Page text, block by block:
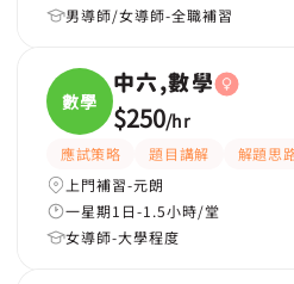
男導師/女導師-全職補習
數學
中六,數學
$250/hr
應試策略 題目講解 解題思
上門補習-元朗
一星期1日-1.5小時/堂
女導師-大學程度